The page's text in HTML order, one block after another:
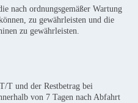
nach ordnungsgemäßer Wartung
zu gewährleisten und die
zu gewährleisten.
T und der Restbetrag bei
von 7 Tagen nach Abfahrt